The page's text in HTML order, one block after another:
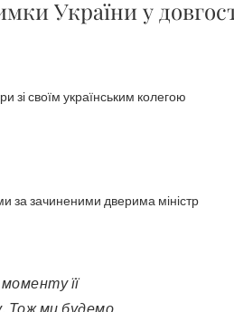
України у
за зачиненими дверима міністр
Тож ми будемо